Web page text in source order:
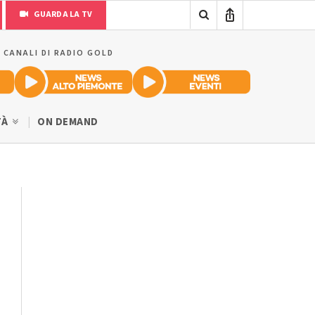
GUARDA LA TV
DI RADIO GOLD
ON DEMAND